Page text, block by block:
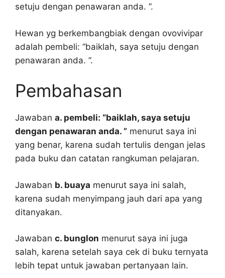
setuju dengan penawaran anda. ”.
Hewan yg berkembangbiak dengan ovovivipar
adalah pembeli: “baiklah, saya setuju dengan
penawaran anda. ”.
Pembahasan
Jawaban a. pembeli: “baiklah, saya setuju
dengan penawaran anda. ” menurut saya ini
yang benar, karena sudah tertulis dengan jelas
pada buku dan catatan rangkuman pelajaran.
Jawaban b. buaya menurut saya ini salah,
karena sudah menyimpang jauh dari apa yang
ditanyakan.
Jawaban c. bunglon menurut saya ini juga
salah, karena setelah saya cek di buku ternyata
lebih tepat untuk jawaban pertanyaan lain.